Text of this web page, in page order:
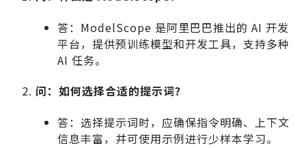
答：ModelScope 是阿里巴巴推出的 AI 开发
平台，提供预训练模型和开发工具，支持多种
AI 任务。
问：如何选择合适的提示词？
答：选择提示词时，应确保指令明确、上下文
信息丰富，并可使用示例进行少样本学习。